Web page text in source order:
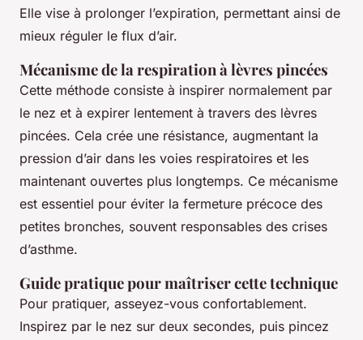
Elle vise à prolonger l’expiration, permettant ainsi de
mieux réguler le flux d’air.
Mécanisme de la respiration à lèvres pincées
Cette méthode consiste à inspirer normalement par
le nez et à expirer lentement à travers des lèvres
pincées. Cela crée une résistance, augmentant la
pression d’air dans les voies respiratoires et les
maintenant ouvertes plus longtemps. Ce mécanisme
est essentiel pour éviter la fermeture précoce des
petites bronches, souvent responsables des crises
d’asthme.
Guide pratique pour maîtriser cette technique
Pour pratiquer, asseyez-vous confortablement.
Inspirez par le nez sur deux secondes, puis pincez